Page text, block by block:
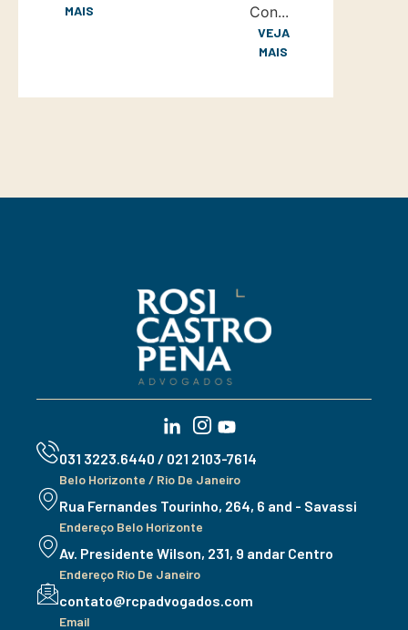
MAIS
Con...
VEJA
MAIS
031 3223.6440 / 021 2103-7614
Belo Horizonte / Rio De Janeiro
Rua Fernandes Tourinho, 264, 6 and - Savassi
Endereço Belo Horizonte
Av. Presidente Wilson, 231, 9 andar Centro
Endereço Rio De Janeiro
contato@rcpadvogados.com
Email